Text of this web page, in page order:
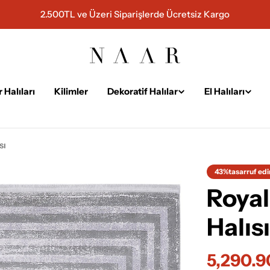
2.500TL ve Üzeri Siparişlerde Ücretsiz Kargo
Kilimler Dekoratif Halılar El Halıları
43%tasarruf
Halısı
Normal